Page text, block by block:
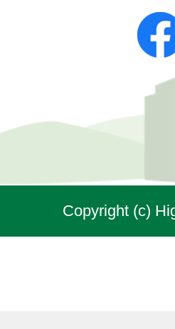
Copyright (c)